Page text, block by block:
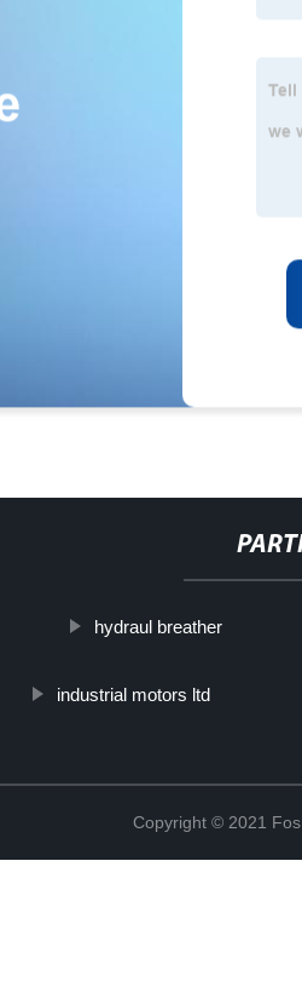
hydraul breather
industrial motors ltd
Copyright © 2021